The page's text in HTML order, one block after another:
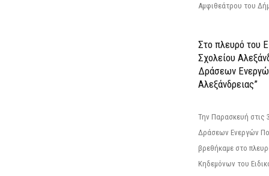
Αμφιθεάτρου του
Στο πλευρό του
Σχολείου
Δράσεων
Αλεξάνδρειας”
Την Παρασκευή
Δράσεων Ενεργών
βρεθήκαμε στο
Κηδεμόνων του